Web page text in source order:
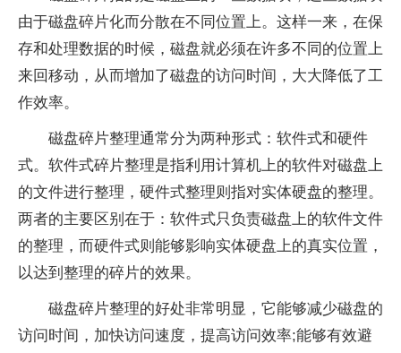
由于磁盘碎片化而分散在不同位置上。这样一来，在保
存和处理数据的时候，磁盘就必须在许多不同的位置上
来回移动，从而增加了磁盘的访问时间，大大降低了工
作效率。
磁盘碎片整理通常分为两种形式：软件式和硬件
式。软件式碎片整理是指利用计算机上的软件对磁盘上
的文件进行整理，硬件式整理则指对实体硬盘的整理。
两者的主要区别在于：软件式只负责磁盘上的软件文件
的整理，而硬件式则能够影响实体硬盘上的真实位置，
以达到整理的碎片的效果。
磁盘碎片整理的好处非常明显，它能够减少磁盘的
访问时间，加快访问速度，提高访问效率;能够有效避